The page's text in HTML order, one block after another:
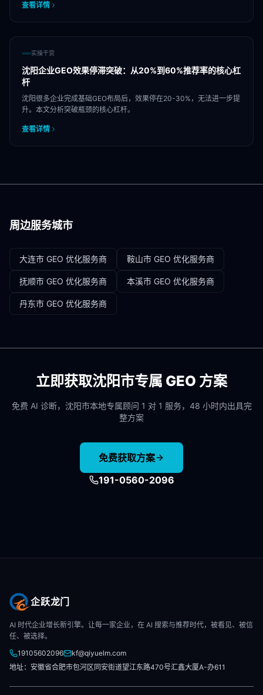
查看详情
实操干货
沈阳企业GEO效果停滞突破：从20%到60%推荐率的核心杠
杆
沈阳很多企业完成基础GEO布局后，效果停在20-30%，无法进一步提
升。本文分析突破瓶颈的核心杠杆。
查看详情
周边服务城市
大连市 GEO 优化服务商 鞍山市 GEO 优化服务商
抚顺市 GEO 优化服务商 本溪市 GEO 优化服务商
丹东市 GEO 优化服务商
立即获取沈阳市专属 GEO 方案
免费 AI 诊断， 沈阳市本地专属顾问 1 对 1 服务，48 小时内出具完
整方案
免费获取方案
191-0560-2096
企跃龙门
AI 时代企业增长新引擎。让每一家企业，在 AI 搜索与推荐时代，被看见、被信
任、被选择。
19105602096
kf@qiyuelm.com
地址：安徽省合肥市包河区同安街道望江东路470号汇鑫大厦A-办611